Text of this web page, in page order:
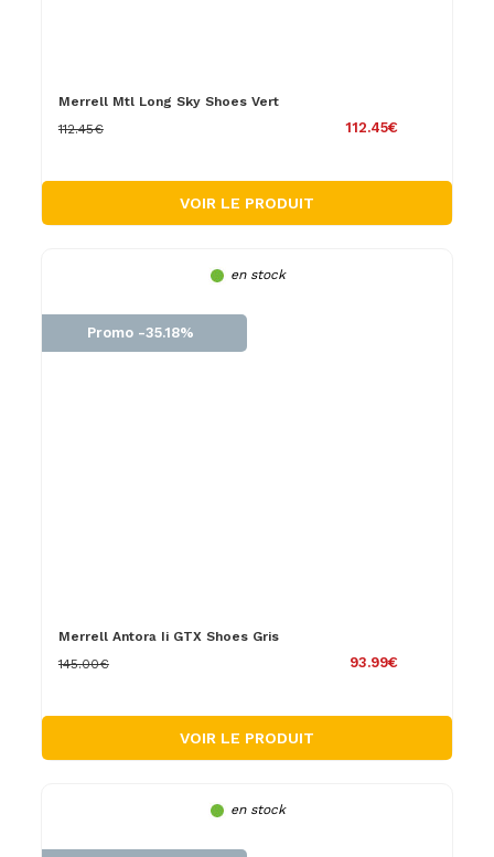
Merrell Mtl Long Sky Shoes Vert
112.45€
112.45€
VOIR LE PRODUIT
en stock
Promo -35.18%
Merrell Antora Ii GTX Shoes Gris
93.99€
145.00€
VOIR LE PRODUIT
en stock